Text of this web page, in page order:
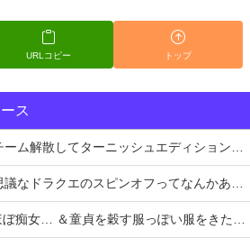
URLコピー トップ
ス
ターニッシュエディション完成させました」←これｗｗｗｗ
なドラクエのスピンオフってなんかある？
童貞を穀す服っぽい服をきたホウオウボクへの反応！！！